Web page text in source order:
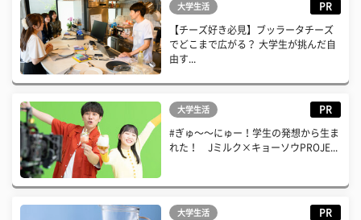
大学生活 PR
【チーズ好き必見】ブッラータチーズ
でどこまで広がる？ 大学生が挑んだ自
由す...
大学生活 PR
#ぎゅ〜〜にゅー！学生の発想から生ま
れた！ Jミルク×キョーソウPROJE...
大学生活 PR